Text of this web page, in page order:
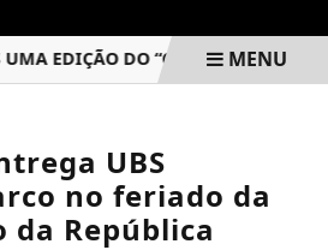
DO “CAFÉ COM LIBRAS”
MENU
UBS
no feriado da
da República